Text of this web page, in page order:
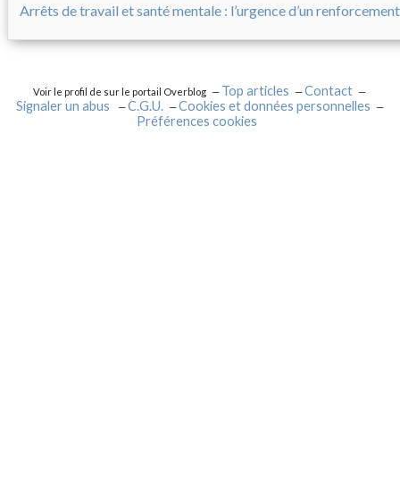
Arrêts de travail et santé mentale : l’urgence d’un
Voir le profil de sur le portail Overblog Top articles
Contact
Signaler un abus
C.G.U.
Cookies et données personnelles
Préférences cookies